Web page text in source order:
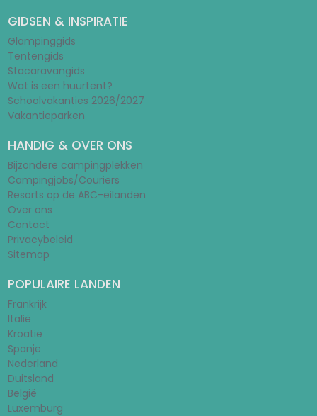
GIDSEN & INSPIRATIE
Glampinggids
Tentengids
Stacaravangids
Wat is een huurtent?
Schoolvakanties 2026/2027
Vakantieparken
HANDIG & OVER ONS
Bijzondere campingplekken
Campingjobs/Couriers
Resorts op de ABC-eilanden
Over ons
Contact
Privacybeleid
Sitemap
POPULAIRE LANDEN
Frankrijk
Italië
Kroatië
Spanje
Nederland
Duitsland
België
Luxemburg